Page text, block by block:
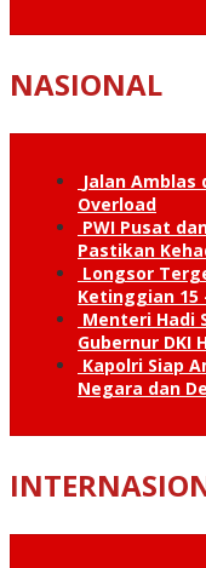
NASIONAL
Jalan Amblas
Overload
PWI Pusat
Pastikan
Longsor
Ketinggian 15
Menteri Hadi
Gubernur DKI
Kapolri Siap
Negara dan